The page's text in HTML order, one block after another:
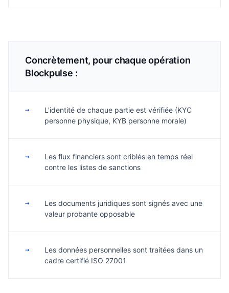
Concrètement, pour chaque opération
Blockpulse :
→
L'identité de chaque partie est vérifiée (KYC
personne physique, KYB personne morale)
→
Les flux financiers sont criblés en temps réel
contre les listes de sanctions
→
Les documents juridiques sont signés avec une
valeur probante opposable
→
Les données personnelles sont traitées dans un
cadre certifié ISO 27001